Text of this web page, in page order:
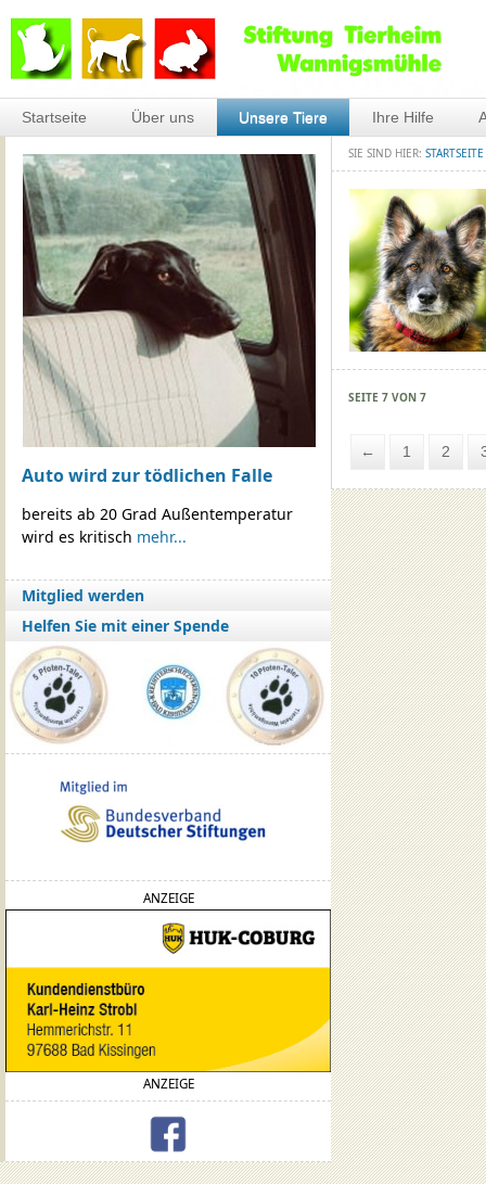
Startseite Über uns Unsere Tiere Ihre Hilfe
Auto wird zur tödlichen Falle
bereits ab 20 Grad Außentemperatur
wird es kritisch mehr...
Mitglied werden
Helfen Sie mit einer Spende
ANZEIGE
ANZEIGE
SIE SIND HIER: STARTSEITE
SEITE 7 VON 7
← 1 2